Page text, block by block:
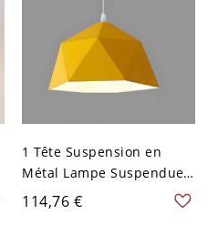
1 Tête Suspension en
Métal Lampe Suspendue
Style Moderne Forme
Géométrique pour
114,76 €